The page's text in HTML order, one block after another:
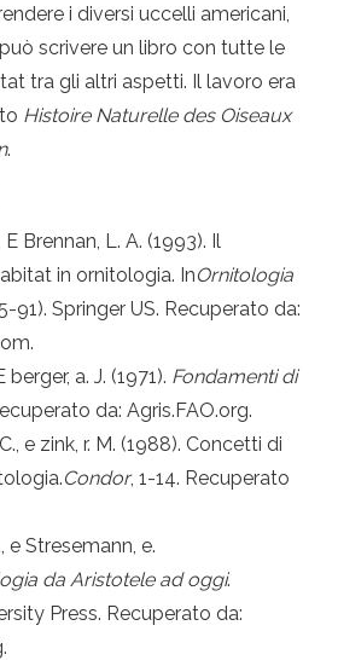
i diversi uccelli americani,
scrivere un libro con tutte le
tra gli altri aspetti. Il lavoro era
Histoire Naturelle des Oiseaux
.
Brennan, L. A. (1993). Il
in ornitologia. InOrnitologia
91). Springer US. Recuperato da:
berger, a. J. (1971). Fondamenti di
da: Agris.FAO.org.
e zink, r. M. (1988). Concetti di
Condor, 1-14. Recuperato
e Stresemann, e.
da Aristotele ad oggi.
Press. Recuperato da: